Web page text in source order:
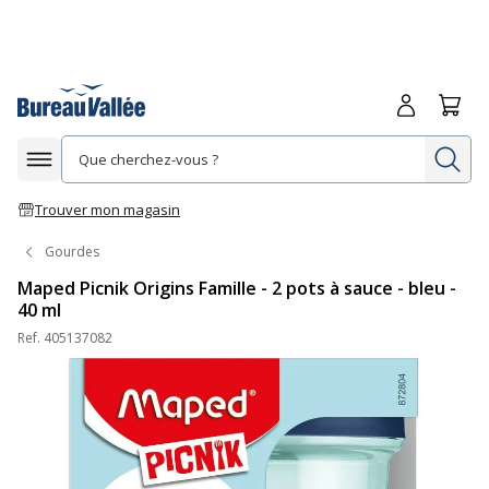
Afficher la navigation
Trouver mon magasin
Me
Gourdes
Maped Picnik Origins Famille - 2 pots à sauce - bleu -
40 ml
Ref. 405137082